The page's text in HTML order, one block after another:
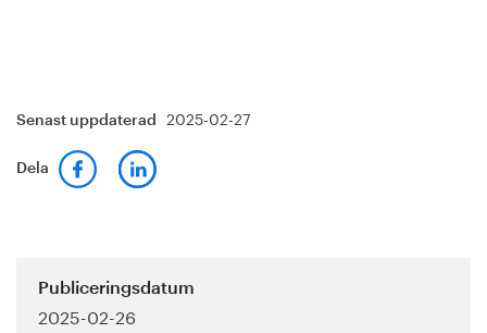
Senast uppdaterad 2025-02-27
Dela
Publiceringsdatum
2025-02-26